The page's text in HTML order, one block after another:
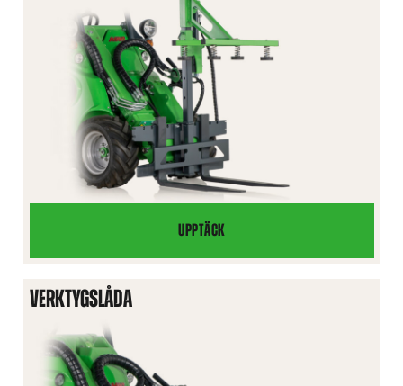
UPPTÄCK
BIKUPETRANSPORTÖR
VERKTYGSLÅDA